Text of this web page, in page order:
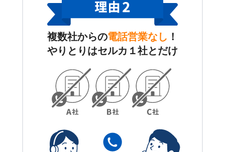
複数社からの電話営業なし ！
やりとりはセルカ１社とだけ